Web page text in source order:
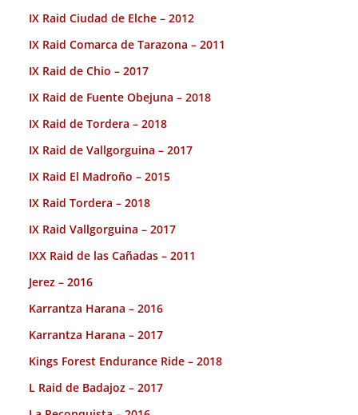
IX Raid Ciudad de Elche – 2012
IX Raid Comarca de Tarazona – 2011
IX Raid de Chio – 2017
IX Raid de Fuente Obejuna – 2018
IX Raid de Tordera – 2018
IX Raid de Vallgorguina – 2017
IX Raid El Madroño – 2015
IX Raid Tordera – 2018
IX Raid Vallgorguina – 2017
IXX Raid de las Cañadas – 2011
Jerez – 2016
Karrantza Harana – 2016
Karrantza Harana – 2017
Kings Forest Endurance Ride – 2018
L Raid de Badajoz – 2017